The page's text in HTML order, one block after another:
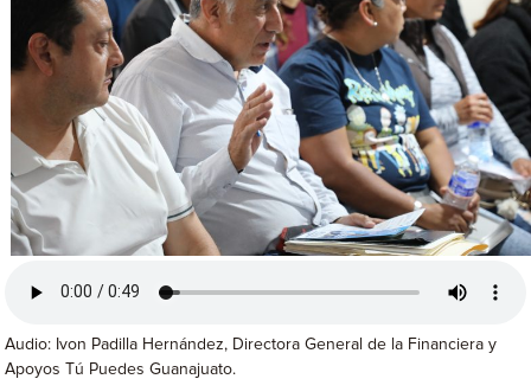
Audio: Ivon Padilla Hernández, Directora General de la Financiera y
Apoyos Tú Puedes Guanajuato.